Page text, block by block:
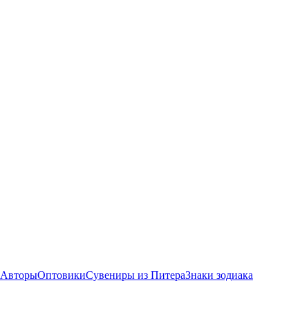
АвторыОптовикиСувениры из ПитераЗнаки зодиака